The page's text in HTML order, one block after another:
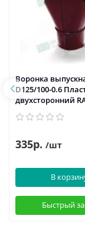
Воронка
D125/100-0.6
двухсторонний
335р. /шт
В
Быстрый